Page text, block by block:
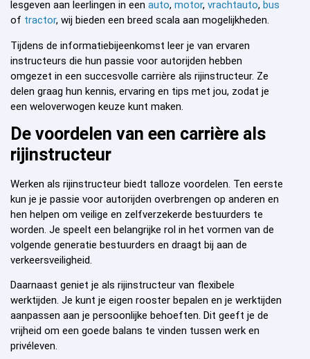
lesgeven aan leerlingen in een auto, motor, vrachtauto, bus
of tractor, wij bieden een breed scala aan mogelijkheden.
Tijdens de informatiebijeenkomst leer je van ervaren
instructeurs die hun passie voor autorijden hebben
omgezet in een succesvolle carrière als rijinstructeur. Ze
delen graag hun kennis, ervaring en tips met jou, zodat je
een weloverwogen keuze kunt maken.
De voordelen van een carrière als
rijinstructeur
Werken als rijinstructeur biedt talloze voordelen. Ten eerste
kun je je passie voor autorijden overbrengen op anderen en
hen helpen om veilige en zelfverzekerde bestuurders te
worden. Je speelt een belangrijke rol in het vormen van de
volgende generatie bestuurders en draagt bij aan de
verkeersveiligheid.
Daarnaast geniet je als rijinstructeur van flexibele
werktijden. Je kunt je eigen rooster bepalen en je werktijden
aanpassen aan je persoonlijke behoeften. Dit geeft je de
vrijheid om een goede balans te vinden tussen werk en
privéleven.